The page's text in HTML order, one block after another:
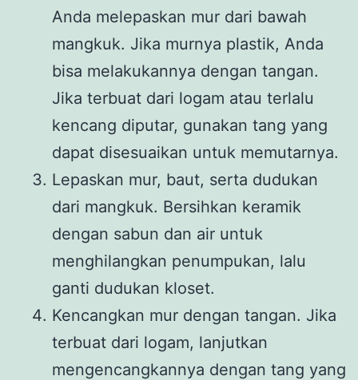
Anda melepaskan mur dari bawah
mangkuk. Jika murnya plastik, Anda
bisa melakukannya dengan tangan.
Jika terbuat dari logam atau terlalu
kencang diputar, gunakan tang yang
dapat disesuaikan untuk memutarnya.
Lepaskan mur, baut, serta dudukan
dari mangkuk. Bersihkan keramik
dengan sabun dan air untuk
menghilangkan penumpukan, lalu
ganti dudukan kloset.
Kencangkan mur dengan tangan. Jika
terbuat dari logam, lanjutkan
mengencangkannya dengan tang yang